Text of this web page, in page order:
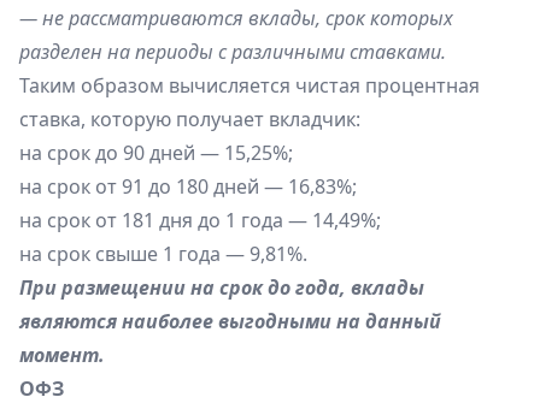
— не рассматриваются вклады, срок которых
разделен на периоды с различными ставками.
Таким образом вычисляется чистая процентная
ставка, которую получает вкладчик:
на срок до 90 дней — 15,25%;
на срок от 91 до 180 дней — 16,83%;
на срок от 181 дня до 1 года — 14,49%;
на срок свыше 1 года — 9,81%.
При размещении на срок до года, вклады
являются наиболее выгодными на данный
момент.
ОФЗ